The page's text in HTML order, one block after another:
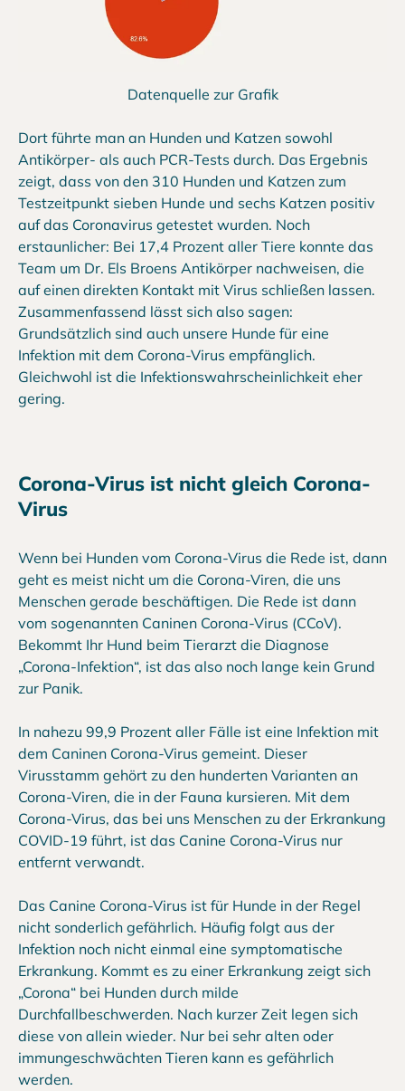
Datenquelle zur Grafik
Dort führte man an Hunden und Katzen sowohl
Antikörper- als auch PCR-Tests durch. Das Ergebnis
zeigt, dass von den 310 Hunden und Katzen zum
Testzeitpunkt sieben Hunde und sechs Katzen positiv
auf das Coronavirus getestet wurden. Noch
erstaunlicher: Bei 17,4 Prozent aller Tiere konnte das
Team um Dr. Els Broens Antikörper nachweisen, die
auf einen direkten Kontakt mit Virus schließen lassen.
Zusammenfassend lässt sich also sagen:
Grundsätzlich sind auch unsere Hunde für eine
Infektion mit dem Corona-Virus empfänglich.
Gleichwohl ist die Infektionswahrscheinlichkeit eher
gering.
Corona-Virus ist nicht gleich Corona-
Virus
Wenn bei Hunden vom Corona-Virus die Rede ist, dann
geht es meist nicht um die Corona-Viren, die uns
Menschen gerade beschäftigen. Die Rede ist dann
vom sogenannten Caninen Corona-Virus (CCoV).
Bekommt Ihr Hund beim Tierarzt die Diagnose
„Corona-Infektion“, ist das also noch lange kein Grund
zur Panik.
In nahezu 99,9 Prozent aller Fälle ist eine Infektion mit
dem Caninen Corona-Virus gemeint. Dieser
Virusstamm gehört zu den hunderten Varianten an
Corona-Viren, die in der Fauna kursieren. Mit dem
Corona-Virus, das bei uns Menschen zu der Erkrankung
COVID-19 führt, ist das Canine Corona-Virus nur
entfernt verwandt.
Das Canine Corona-Virus ist für Hunde in der Regel
nicht sonderlich gefährlich. Häufig folgt aus der
Infektion noch nicht einmal eine symptomatische
Erkrankung. Kommt es zu einer Erkrankung zeigt sich
„Corona“ bei Hunden durch milde
Durchfallbeschwerden. Nach kurzer Zeit legen sich
diese von allein wieder. Nur bei sehr alten oder
immungeschwächten Tieren kann es gefährlich
werden.